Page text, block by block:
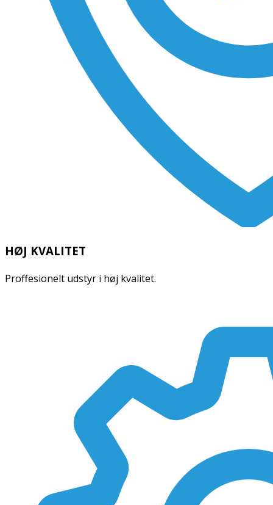
HØJ KVALITET
Proffesionelt udstyr i høj kvalitet.